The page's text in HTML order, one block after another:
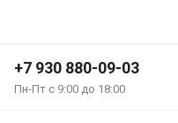
+7 930 880-09-03
Пн-Пт с 9:00 до 18:00